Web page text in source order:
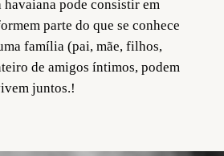
pode consistir em
parte do que se conhece
família (pai, mãe, filhos,
de amigos íntimos, podem
juntos.!